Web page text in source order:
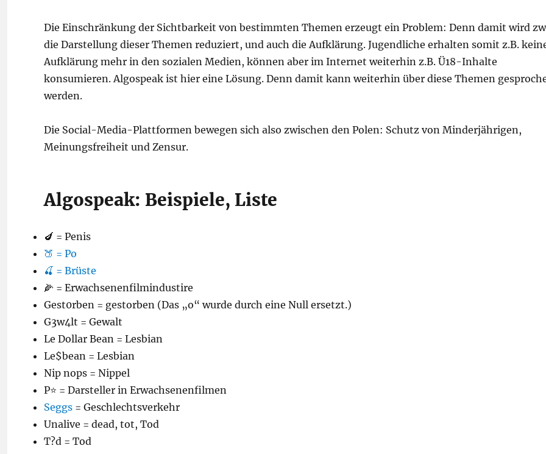
Die Einschränkung der Sichtbarkeit von bestimmten Themen erzeugt ein Problem: Denn damit wird
die Darstellung dieser Themen reduziert, und auch die Aufklärung. Jugendliche erhalten somit z.B.
Aufklärung mehr in den sozialen Medien, können aber im Internet weiterhin z.B. Ü18-Inhalte
konsumieren. Algospeak ist hier eine Lösung. Denn damit kann weiterhin über diese Themen
werden.
Die Social-Media-Plattformen bewegen sich also zwischen den Polen: Schutz von Minderjährigen,
Meinungsfreiheit und Zensur.
Algospeak: Beispiele, Liste
🍆 = Penis
🍑 = Po
🍒 = Brüste
🌽 = Erwachsenenfilmindustire
Gest0rben = gestorben (Das „o“ wurde durch eine Null ersetzt.)
G3w4lt = Gewalt
Le Dollar Bean = Lesbian
Le$bean = Lesbian
Nip nops = Nippel
P⭐️ = Darsteller in Erwachsenenfilmen
Seggs = Geschlechtsverkehr
Unalive = dead, tot, Tod
T?d = Tod